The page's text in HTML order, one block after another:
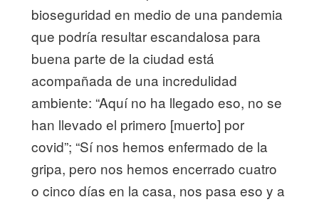
bioseguridad en medio de una pandemia
que podría resultar escandalosa para
buena parte de la ciudad está
acompañada de una incredulidad
ambiente: “Aquí no ha llegado eso, no se
han llevado el primero [muerto] por
covid”; “Sí nos hemos enfermado de la
gripa, pero nos hemos encerrado cuatro
o cinco días en la casa, nos pasa eso y a